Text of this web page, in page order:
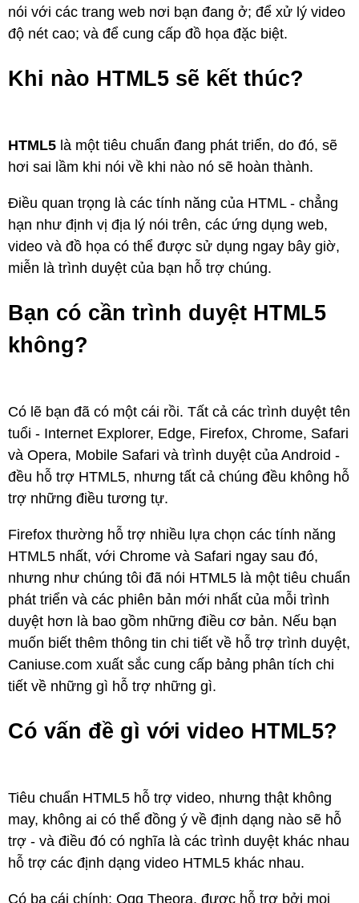
nói với các trang web nơi bạn đang ở; để xử lý video
độ nét cao; và để cung cấp đồ họa đặc biệt.
Khi nào HTML5 sẽ kết thúc?
HTML5 là một tiêu chuẩn đang phát triển, do đó, sẽ
hơi sai lầm khi nói về khi nào nó sẽ hoàn thành.
Điều quan trọng là các tính năng của HTML - chẳng
hạn như định vị địa lý nói trên, các ứng dụng web,
video và đồ họa có thể được sử dụng ngay bây giờ,
miễn là trình duyệt của bạn hỗ trợ chúng.
Bạn có cần trình duyệt HTML5
không?
Có lẽ bạn đã có một cái rồi. Tất cả các trình duyệt tên
tuổi - Internet Explorer, Edge, Firefox, Chrome, Safari
và Opera, Mobile Safari và trình duyệt của Android -
đều hỗ trợ HTML5, nhưng tất cả chúng đều không hỗ
trợ những điều tương tự.
Firefox thường hỗ trợ nhiều lựa chọn các tính năng
HTML5 nhất, với Chrome và Safari ngay sau đó,
nhưng như chúng tôi đã nói HTML5 là một tiêu chuẩn
phát triển và các phiên bản mới nhất của mỗi trình
duyệt hơn là bao gồm những điều cơ bản. Nếu bạn
muốn biết thêm thông tin chi tiết về hỗ trợ trình duyệt,
Caniuse.com xuất sắc cung cấp bảng phân tích chi
tiết về những gì hỗ trợ những gì.
Có vấn đề gì với video HTML5?
Tiêu chuẩn HTML5 hỗ trợ video, nhưng thật không
may, không ai có thể đồng ý về định dạng nào sẽ hỗ
trợ - và điều đó có nghĩa là các trình duyệt khác nhau
hỗ trợ các định dạng video HTML5 khác nhau.
Có ba cái chính: Ogg Theora, được hỗ trợ bởi mọi